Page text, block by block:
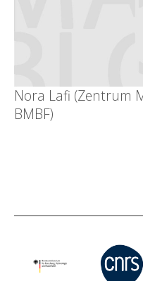
Nora Lafi (Zentrum
BMBF)